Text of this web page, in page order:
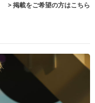
> 掲載をご希望の方はこちら